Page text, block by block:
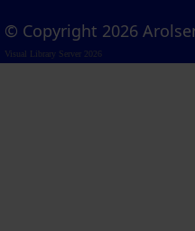
© Copyright 2026
Visual Library Server 2026